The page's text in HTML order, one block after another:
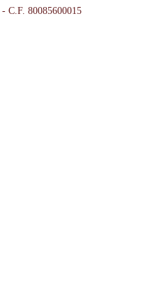
- C.F. 80085600015